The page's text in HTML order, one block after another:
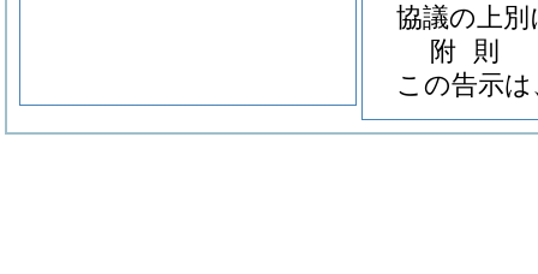
協議の上
附 則
この告示